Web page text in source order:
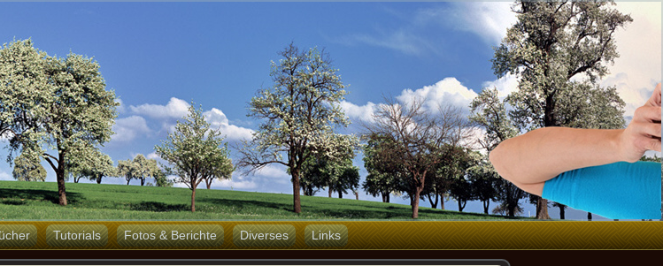
Tutorials Fotos & Berichte Diverses Links